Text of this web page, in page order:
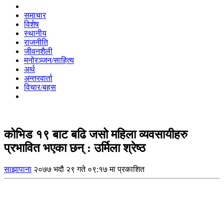
समाचार
विशेष
स्थानीय
राजनीति
जीवनशैली
मनोरञ्जन/साहित्य
अर्थ
अन्तरवार्ता
विचार/बहस
कोभिड १९ बाट बढि जसो महिला व्यवसायीहरु
प्रभावित भएका छन् : उर्मिला श्रेष्ठ
साझापाना २०७७ भदौ २९ गते ०९:१७ मा प्रकाशित